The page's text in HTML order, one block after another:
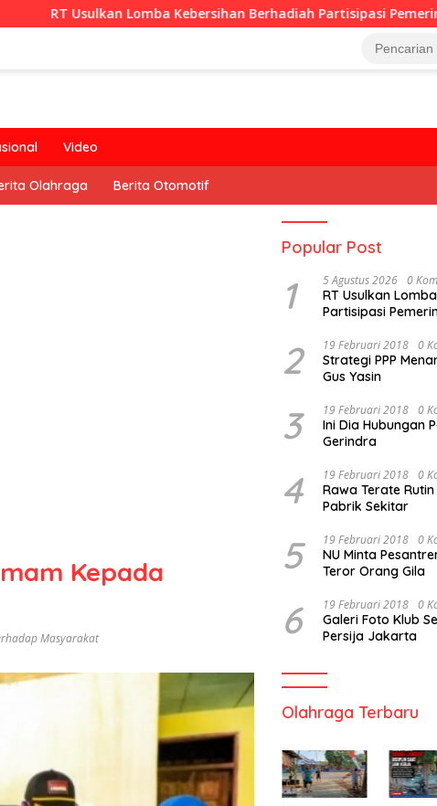
Lomba Kebersihan Berhadiah Partisipasi Pemerintah
Video
Olahraga Berita Otomotif
Kepada
Masyarakat
Popular Post
1 5 Agustus 2026 0
RT Usulkan
Partisipasi
2 19 Februari 2018 0
Strategi PPP
Gus Yasin
3 19 Februari 2018 0
Ini Dia Hubungan
Gerindra
4 19 Februari 2018 0
Rawa Terate
Pabrik Sekitar
5 19 Februari 2018 0
NU Minta
Teror Orang Gila
6 19 Februari 2018 0
Galeri Foto Klub
Persija Jakarta
Olahraga Terbaru